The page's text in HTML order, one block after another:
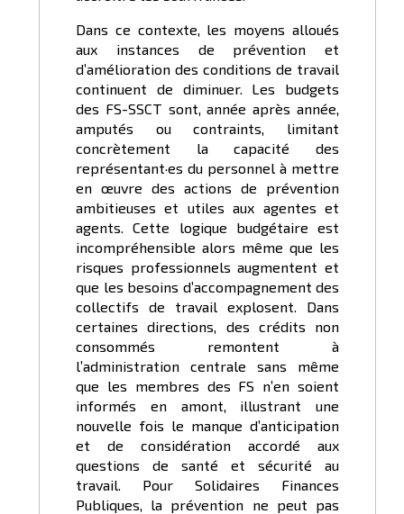
Dans ce contexte, les moyens alloués
aux instances de prévention et
d’amélioration des conditions de travail
continuent de diminuer. Les budgets
des FS-SSCT sont, année après année,
amputés ou contraints, limitant
concrètement la capacité des
représentant·es du personnel à mettre
en œuvre des actions de prévention
ambitieuses et utiles aux agentes et
agents. Cette logique budgétaire est
incompréhensible alors même que les
risques professionnels augmentent et
que les besoins d’accompagnement des
collectifs de travail explosent. Dans
certaines directions, des crédits non
consommés remontent à
l’administration centrale sans même
que les membres des FS n’en soient
informés en amont, illustrant une
nouvelle fois le manque d’anticipation
et de considération accordé aux
questions de santé et sécurité au
travail. Pour Solidaires Finances
Publiques, la prévention ne peut pas